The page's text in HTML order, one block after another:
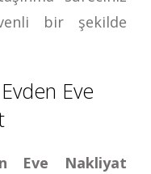
bir şekilde
Eve
Eve Nakliyat